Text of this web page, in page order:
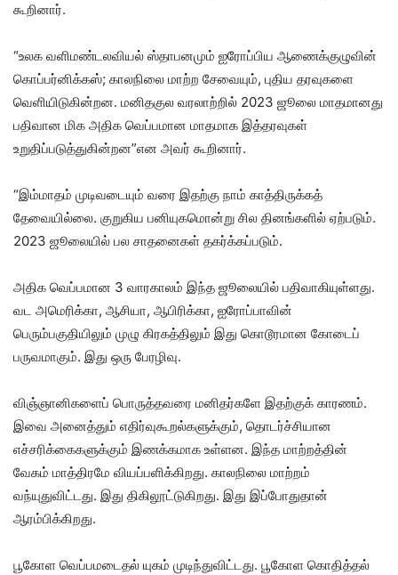
கூறினார்.
“உலக வளிமண்டலவியல் ஸ்தாபனமும் ஐரோப்பிய ஆணைக்குழுவின்
கொப்பர்னிக்கஸ்; காலநிலை மாற்ற சேவையும், புதிய தரவுகளை
வெளியிடுகின்றன. மனிதகுல வரலாற்றில் 2023 ஜூலை மாதமானது
பதிவான மிக அதிக வெப்பமான மாதமாக இத்தரவுகள்
உறுதிப்படுத்துகின்றன”என அவர் கூறினார்.
“இம்மாதம் முடிவடையும் வரை இதற்கு நாம் காத்திருக்கத்
தேவையில்லை. குறுகிய பனியுகமொன்று சில தினங்களில் ஏற்படும்.
2023 ஜூலையில் பல சாதனைகள் தகர்க்கப்படும்.
அதிக வெப்பமான 3 வாரகாலம் இந்த ஜூலையில் பதிவாகியுள்ளது.
வட அமெரிக்கா, ஆசியா, ஆபிரிக்கா, ஐரோப்பாவின்
பெரும்பகுதியிலும் முழு கிரகத்திலும் இது கொடூரமான கோடைப்
பருவமாகும். இது ஒரு பேரழிவு.
விஞ்ஞானிகளைப் பொருத்தவரை மனிதர்களே இதற்குக் காரணம்.
இவை அனைத்தும் எதிர்வுகூறல்களுக்கும், தொடர்ச்சியான
எச்சரிக்கைகளுக்கும் இணக்கமாக உள்ளன. இந்த மாற்றத்தின்
வேகம் மாத்திரமே வியப்பளிக்கிறது. காலநிலை மாற்றம்
வந்யுதுவிட்டது. இது திகிலூட்டுகிறது. இது இப்போதுதான்
ஆரம்பிக்கிறது.
பூகோள வெப்பமடைதல் யுகம் முடிந்துவிட்டது. பூகோள கொதித்தல்